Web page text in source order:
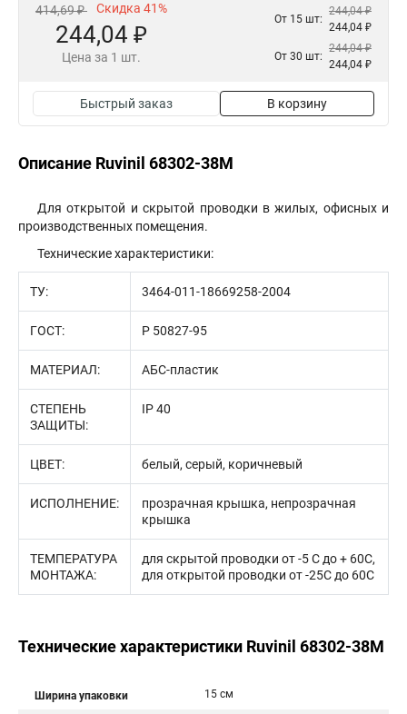
414,69 ₽ Скидка 41%
244,04 ₽
Цена за 1 шт.
От 15 шт:
244,04 ₽
244,04 ₽
От 30 шт:
244,04 ₽
244,04 ₽
Быстрый заказ В корзину
Описание Ruvinil 68302-38М
Для открытой и скрытой проводки в жилых, офисных и
производственных помещения.
Технические характеристики:
ТУ: 3464-011-18669258-2004
ГОСТ: P 50827-95
МАТЕРИАЛ: АБС-пластик
СТЕПЕНЬ
ЗАЩИТЫ:
IP 40
ЦВЕТ: белый, серый, коричневый
ИСПОЛНЕНИЕ:
прозрачная крышка, непрозрачная
крышка
ТЕМПЕРАТУРА
МОНТАЖА:
для скрытой проводки от -5 С до + 60С,
для открытой проводки от -25С до 60С
Технические характеристики Ruvinil 68302-38М
Ширина упаковки 15 см